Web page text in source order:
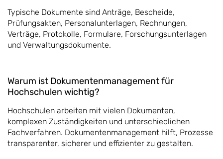
Typische Dokumente sind Anträge, Bescheide,
Prüfungsakten, Personalunterlagen, Rechnungen,
Verträge, Protokolle, Formulare, Forschungsunterlagen
und Verwaltungsdokumente.
Warum ist Dokumentenmanagement für
Hochschulen wichtig?
Hochschulen arbeiten mit vielen Dokumenten,
komplexen Zuständigkeiten und unterschiedlichen
Fachverfahren. Dokumentenmanagement hilft, Prozesse
transparenter, sicherer und effizienter zu gestalten.